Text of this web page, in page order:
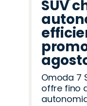
SUV
Omoda 7
offre fino